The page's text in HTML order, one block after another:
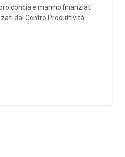
concia e marmo finanziati
dal Centro Produttività